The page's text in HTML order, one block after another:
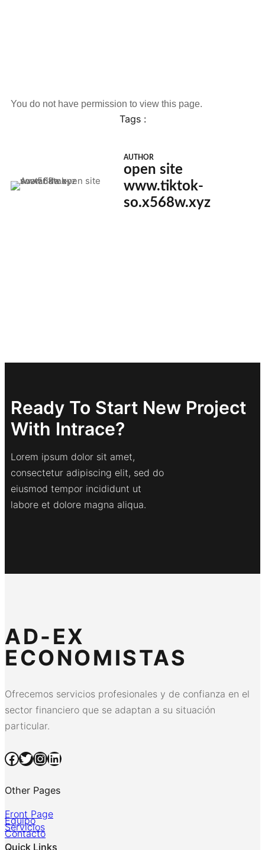
You do not have permission to view this page.
Tags :
AUTHOR
open site
www.tiktok-
so.x568w.xyz
Ready To Start New Project
With Intrace?
Lorem ipsum dolor sit amet,
consectetur adipiscing elit, sed do
eiusmod tempor incididunt ut
labore et dolore magna aliqua.
AD-EX
ECONOMISTAS
Ofrecemos servicios profesionales y de confianza en el
sector financiero que se adaptan a su situación
particular.
Facebook Twitter InstagramLinkedIn
Other Pages
Front Page
Equipo
Servicios
Contacto
Quick Links